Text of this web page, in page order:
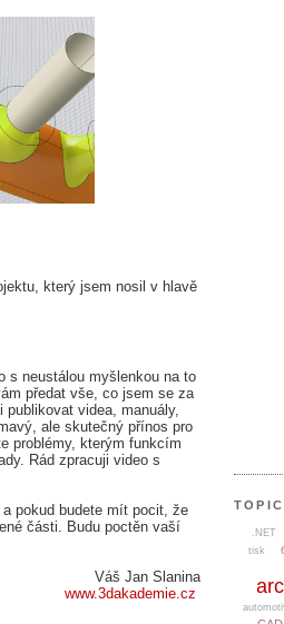
který jsem nosil v hlavě
s neustálou myšlenkou na to
předat vše, co jsem se za
videa, manuály,
ale skutečný přínos pro
problémy, kterým funkcím
Rád zpracuji video s
a pokud budete mít pocit, že
části. Budu poctěn vaší
Váš Jan Slanina
www.3dakademie.cz
.NET
tisk